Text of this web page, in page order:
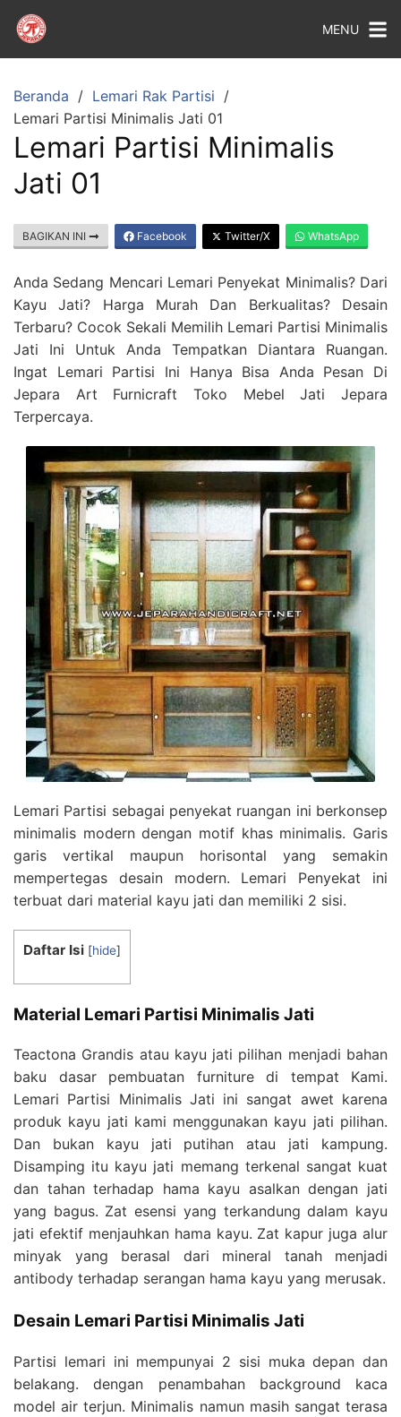
MENU
Beranda
Lemari Rak Partisi
Lemari Partisi Minimalis Jati 01
Lemari Partisi Minimalis
Jati 01
BAGIKAN INI Facebook Twitter/X WhatsApp
Anda Sedang Mencari Lemari Penyekat Minimalis? Dari
Kayu Jati? Harga Murah Dan Berkualitas? Desain
Terbaru? Cocok Sekali Memilih Lemari Partisi Minimalis
Jati Ini Untuk Anda Tempatkan Diantara Ruangan.
Ingat Lemari Partisi Ini Hanya Bisa Anda Pesan Di
Jepara Art Furnicraft Toko Mebel Jati Jepara
Terpercaya.
Lemari Partisi sebagai penyekat ruangan ini berkonsep
minimalis modern dengan motif khas minimalis. Garis
garis vertikal maupun horisontal yang semakin
mempertegas desain modern. Lemari Penyekat ini
terbuat dari material kayu jati dan memiliki 2 sisi.
Daftar Isi [hide]
Material Lemari Partisi Minimalis Jati
Teactona Grandis atau kayu jati pilihan menjadi bahan
baku dasar pembuatan furniture di tempat Kami.
Lemari Partisi Minimalis Jati ini sangat awet karena
produk kayu jati kami menggunakan kayu jati pilihan.
Dan bukan kayu jati putihan atau jati kampung.
Disamping itu kayu jati memang terkenal sangat kuat
dan tahan terhadap hama kayu asalkan dengan jati
yang bagus. Zat esensi yang terkandung dalam kayu
jati efektif menjauhkan hama kayu. Zat kapur juga alur
minyak yang berasal dari mineral tanah menjadi
antibody terhadap serangan hama kayu yang merusak.
Desain Lemari Partisi Minimalis Jati
Partisi lemari ini mempunyai 2 sisi muka depan dan
belakang. dengan penambahan background kaca
model air terjun. Minimalis namun masih sangat terasa